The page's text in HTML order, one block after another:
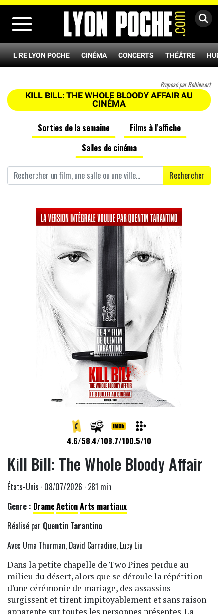
LIRE LYON POCHE CINÉMA CONCERTS THÉÂTRE
Proposé par Bobine.art
KILL BILL: THE WHOLE BLOODY AFFAIR AU
CINÉMA
Sorties de la semaine
Films à l'affiche
Salles de cinéma
Rechercher
4.6/58.4/108.7/108.5/10
Kill Bill: The Whole Bloody Affair
États-Unis · 08/07/2026 · 281 min
Genre : DrameActionArts martiaux
Réalisé par Quentin Tarantino
Avec Uma Thurman, David Carradine, Lucy Liu
Dans la petite chapelle de Two Pines perdue au
milieu du désert, alors que se déroule la répétition
d'une cérémonie de mariage, des assassins
surgissent et tirent impitoyablement et sans raison
apparente sur toutes les personnes présentes. La